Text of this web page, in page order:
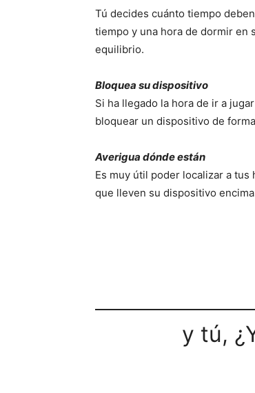
Tú decides cuánto tiempo
tiempo y una hora de dormir en
equilibrio.
Bloquea su dispositivo
Si ha llegado la hora de ir a
bloquear un dispositivo de
Averigua dónde están
Es muy útil poder localizar a
que lleven su dispositivo
y tú,